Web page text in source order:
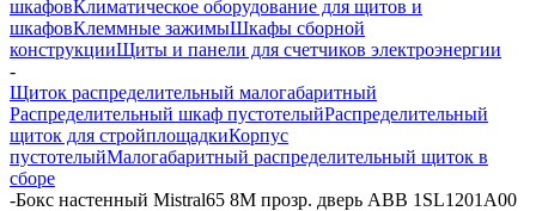
шкафовКлиматическое оборудование для щитов и
шкафовКлеммные зажимыШкафы сборной
конструкцииЩиты и панели для счетчиков электроэнергии
-
Щиток распределительный малогабаритный
Распределительный шкаф пустотелыйРаспределительный
щиток для стройплощадкиКорпус
пустотелыйМалогабаритный распределительный щиток в
сборе
-Бокс настенный Mistral65 8М прозр. дверь ABB 1SL1201A00